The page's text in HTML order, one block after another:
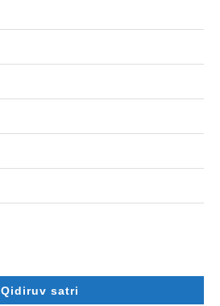
Qidiruv satri